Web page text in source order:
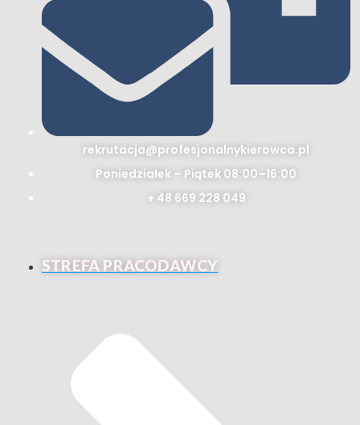
rekrutacja@profesjonalnykierowca.pl
Poniedziałek – Piątek 08:00–16:00
+ 48 669 228 049
STREFA PRACODAWCY